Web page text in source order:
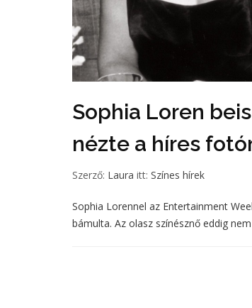
Sophia Loren
nézte a híres
Szerző: Laura itt: Színes hírek
Sophia Lorennel az Entertainment
bámulta. Az olasz színésznő eddig